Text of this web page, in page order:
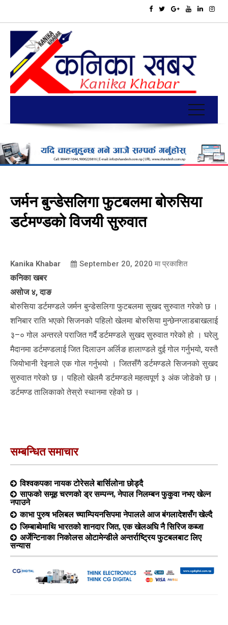
जर्मन बुन्डेसलिगा फुटबलमा बोरुसिया
डर्टमण्डको विजयी सुरुवात
Kanika Khabar September 20, 2020 मा प्रकाशित
कनिका खबर
असोज ४, दाङ
बोरुसिया डर्टमण्डले जर्मन बुन्डेसलिगा फुटबलमा सुखद सुरुवात गरेको छ ।
शनिबार राति भएको सिजनको पहिलो खेलमा बोरुसिया मुन्छेनग्लाडबाखलाई
३–० गोल अन्तरले पराजित गर्दै डर्टमण्डले सुखद सुरुवात गरेको हो । घरेलु
मैदानमा डर्टमण्डलाई जित दिलाउन अर्लिङ हालाण्डले दुई गोल गर्नुभयो, यस्तै
जियोभानी रेइनाले एक गोल गर्नुभयो । जितसँगै डर्टमण्डले सिजनको सुखद
सुरुवात गरेको छ । पहिलो खेलमै डर्टमण्डले महत्वपूर्ण ३ अंक जोडेको छ ।
डर्टमण्ड तालिकाको तेस्रो स्थानमा रहेको छ ।
सम्बन्धित समाचार
विश्वकपका नायक टोरेसले बार्सिलोना छोड्दै
साफको समूह चरणको ड्र सम्पन्न, नेपाल निलम्बन फुकुवा नभए खेल्न
नपाउने
काभा पुरुष भलिबल च्याम्पियनसिपमा नेपालले आज बंगलादेशसँग खेल्दै
जिम्बाब्वेमाथि भारतको शानदार जित, एक खेलअघि नै सिरिज कब्जा
अर्जेन्टिनाका निकोलस ओटामेन्डीले अन्तर्राष्ट्रिय फुटबलबाट लिए
सन्यास